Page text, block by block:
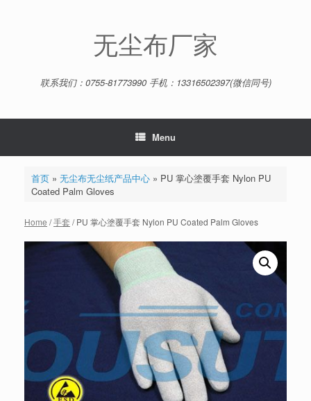
无尘布厂家
联系我们：0755-81773990 手机：13316502397(微信同号)
Menu
首页» 无尘布无尘纸产品中心» PU 掌心塗覆手套 Nylon PU
Coated Palm Gloves
Home /手套 / PU 掌心塗覆手套 Nylon PU Coated Palm Gloves